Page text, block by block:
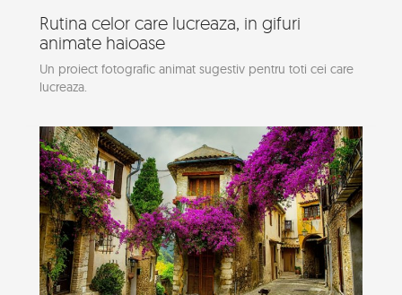
Rutina celor care lucreaza, in gifuri
animate haioase
Un proiect fotografic animat sugestiv pentru toti cei care
lucreaza.